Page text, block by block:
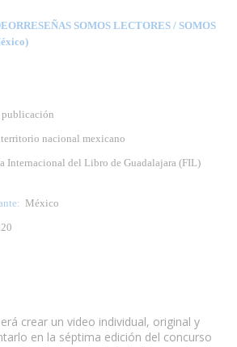
SOMOS LECTORES / SOMOS
publicación
nacional mexicano
Internacional del Libro de Guadalajara (FIL)
México
crear un video individual, original y
en la séptima edición del concurso